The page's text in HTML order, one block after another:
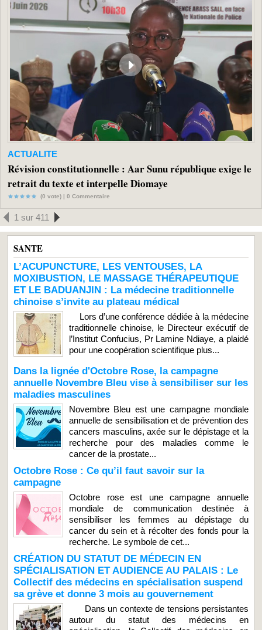
ACTUALITE
Révision constitutionnelle : Aar Sunu république exige le
retrait du texte et interpelle Diomaye
(0 vote) | 0 Commentaire
1 sur 411
SANTE
L’ACUPUNCTURE, LES VENTOUSES, LA
MOXIBUSTION, LE MASSAGE THÉRAPEUTIQUE
ET LE BADUANJIN : La médecine traditionnelle
chinoise s’invite au plateau médical
Lors d’une conférence dédiée à la médecine
traditionnelle chinoise, le Directeur exécutif de
l’Institut Confucius, Pr Lamine Ndiaye, a plaidé
pour une coopération scientifique plus...
Dans la lignée d'Octobre Rose, la campagne
annuelle Novembre Bleu vise à sensibiliser sur les
maladies masculines
Novembre Bleu est une campagne mondiale
annuelle de sensibilisation et de prévention des
cancers masculins, axée sur le dépistage et la
recherche pour des maladies comme le
cancer de la prostate...
Octobre Rose : Ce qu’il faut savoir sur la
campagne
Octobre rose est une campagne annuelle
mondiale de communication destinée à
sensibiliser les femmes au dépistage du
cancer du sein et à récolter des fonds pour la
recherche. Le symbole de cet...
CRÉATION DU STATUT DE MÉDECIN EN
SPÉCIALISATION ET AUDIENCE AU PALAIS : Le
Collectif des médecins en spécialisation suspend
sa grève et donne 3 mois au gouvernement
Dans un contexte de tensions persistantes
autour du statut des médecins en